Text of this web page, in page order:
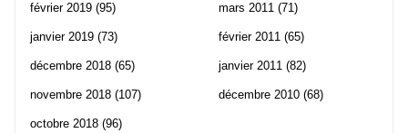
février 2019 (95)
janvier 2019 (73)
décembre 2018 (65)
novembre 2018 (107)
octobre 2018 (96)
mars 2011 (71)
février 2011 (65)
janvier 2011 (82)
décembre 2010 (68)